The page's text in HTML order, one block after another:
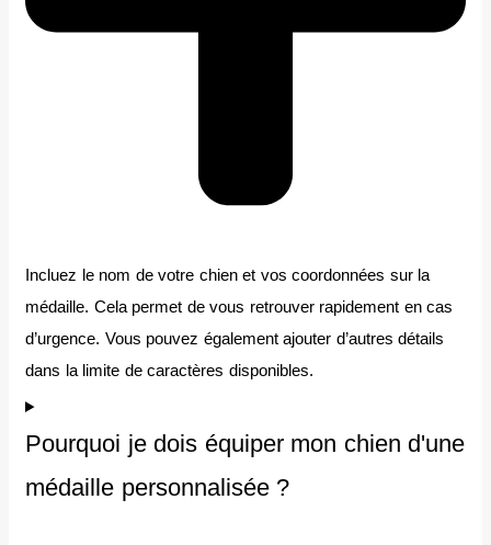
Incluez le nom de votre chien et vos coordonnées sur la
médaille. Cela permet de vous retrouver rapidement en cas
d’urgence. Vous pouvez également ajouter d’autres détails
dans la limite de caractères disponibles.
Pourquoi je dois équiper mon chien d'une
médaille personnalisée ?